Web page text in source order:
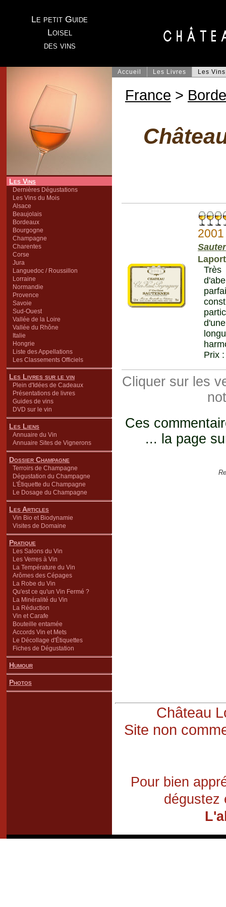
Le petit Guide
Loisel
des vins
Les Vins
Dernières Dégustations
Les Vins du Mois
Alsace
Beaujolais
Bordeaux
Bourgogne
Champagne
Charentes
Corse
Jura
Languedoc / Roussillon
Lorraine
Normandie
Provence
Savoie
Sud-Ouest
Vallée de la Loire
Vallée du Rhône
Italie
Hongrie
Liste des Appellations
Les Classements Officiels
Les Livres sur le vin
Plein d'Idées de Cadeaux
Présentations de livres
Guides de vins
DVD sur le vin
Les Liens
Annuaire du Vin
Annuaire Sites de Vignerons
Dossier Champagne
Terroirs de Champagne
Dégustation du Champagne
L'Étiquette du Champagne
Le Dosage du Champagne
Les Articles
Vin Bio et Biodynamie
Visites de Domaine
Pratique
Les Salons du Vin
Les Verres à Vin
La Température du Vin
Arômes des Cépages
La Robe du Vin
Qu'est ce qu'un Vin Fermé ?
La Minéralité du Vin
La Réduction
Vin et Carafe
Bouteille entamée
Accords Vin et Mets
Le Décollage d'Étiquettes
Fiches de Dégustation
Humour
Photos
Accueil Les Livres Les Vins
France >
2001
Prix
Cliquer sur les
Ces
... la page
Château
Site non
Pour bien
dégustez